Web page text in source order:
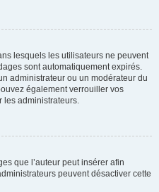
lesquels les utilisateurs ne peuvent
sont automatiquement expirés.
administrateur ou un modérateur du
également verrouiller vos
les administrateurs.
que l’auteur peut insérer afin
peuvent désactiver cette